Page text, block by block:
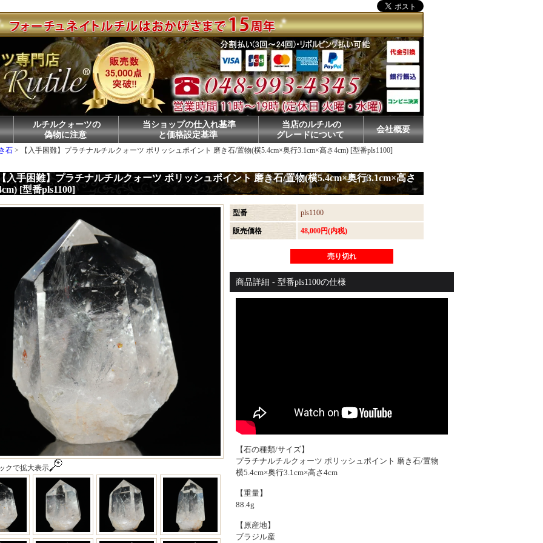
ルチルクォーツの
偽物に注意
当ショップの仕入れ基準
と価格設定基準
当店のルチルの
グレードについて
会社概要
石 > 【入手困難】プラチナルチルクォーツ ポリッシュポイント 磨き石/置物(横5.4cm×奥行3.1cm×高さ4cm) [型番pls1100]
入手困難】プラチナルチルクォーツ ポリッシュポイント 磨き石/置物(横5.4cm×奥行3.1cm×高さ
[型番pls1100]
クで拡大表示
型番 pls1100
販売価格 48,000円(内税)
売り切れ
【入手困難】プラチナルチルクォーツ ポリッシュポイント 磨き石/置物(横
商品詳細 - 型番pls1100の仕様
【石の種類/サイズ】
プラチナルチルクォーツ ポリッシュポイント 磨き石/置物
横5.4cm×奥行3.1cm×高さ4cm
【重量】
88.4g
【原産地】
ブラジル産